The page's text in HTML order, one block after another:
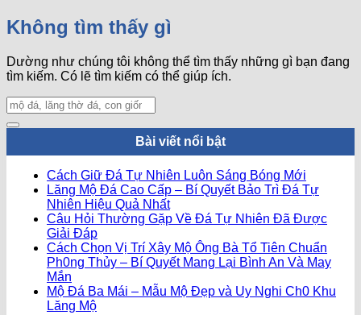
Không tìm thấy gì
Dường như chúng tôi không thể tìm thấy những gì bạn đang
tìm kiếm. Có lẽ tìm kiếm có thể giúp ích.
Bài viết nổi bật
Cách Giữ Đá Tự Nhiên Luôn Sáng Bóng Mới
có
luận
Cách
Giữ
Tự
Lăng Mộ Đá Cao Cấp – Bí Quyết Bảo Trì Đá Tự
Nhiên Hiệu Quả NhấtKhông
có
luận
ở
Mộ
Câu Hỏi Thường Gặp Về Đá Tự Nhiên Đã Được
Giải ĐápKhông
có
bình
ở
Câu
Cách Chọn Vị Trí Xây Mộ Ông Bà Tổ Tiên Chuẩn
Ph0ng Thủy – Bí Quyết Mang Lại Bình An Và May
Mắn
có
bình
Mộ Đá Ba Mái – Mẫu Mộ Đẹp và Uy Nghi Ch0 Khu
Lăng MộKhông